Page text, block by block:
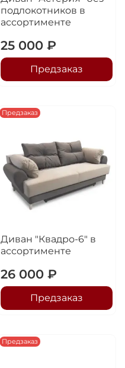
подлокотников в
ассортименте
25 000 ₽
Предзаказ
Предзаказ
Диван "Квадро-6" в
ассортименте
26 000 ₽
Предзаказ
Предзаказ